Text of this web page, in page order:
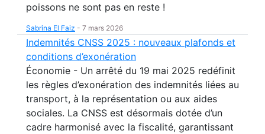
poissons ne sont pas en reste !
Sabrina El Faiz - 7 mars 2026
Indemnités CNSS 2025 : nouveaux plafonds et
conditions d’exonération
Économie - Un arrêté du 19 mai 2025 redéfinit
les règles d’exonération des indemnités liées au
transport, à la représentation ou aux aides
sociales. La CNSS est désormais dotée d’un
cadre harmonisé avec la fiscalité, garantissant